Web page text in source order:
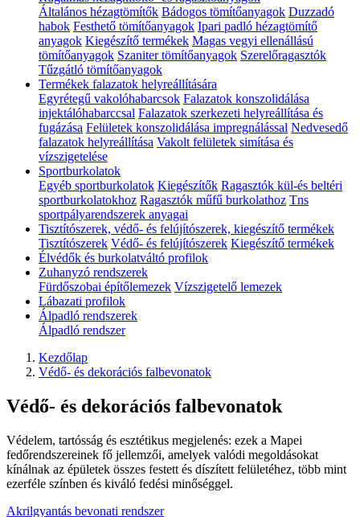
Általános hézagtömítők Bádogos tömítőanyagok Duzzadó
habok Festhető tömítőanyagok Ipari padló hézagtömítő
anyagok Kiegészítő termékek Magas vegyi ellenállású
tömítőanyagok Szaniter tömítőanyagok Szerelőragasztók
Tűzgátló tömítőanyagok
Termékek falazatok helyreállítására
Egyrétegű vakolóhabarcsok Falazatok konszolidálása
injektálóhabarccsal Falazatok szerkezeti helyreállítása és
fugázása Felületek konszolidálása impregnálással Nedvesedő
falazatok helyreállítása Vakolt felületek simítása és
vízszigetelése
Sportburkolatok
Egyéb sportburkolatok Kiegészítők Ragasztók kül-és beltéri
sportburkolatokhoz Ragasztók műfű burkolathoz Tns
sportpályarendszerek anyagai
Tisztítószerek, védő- és felújítószerek, kiegészítő termékek
Tisztítószerek Védő- és felújítószerek Kiegészítő termékek
Élvédők és burkolatváltó profilok
Zuhanyzó rendszerek
Fürdőszobai építőlemezek Vízszigetelő lemezek
Lábazati profilok
Álpadló rendszerek
Álpadló rendszer
Kezdőlap
Védő- és dekorációs falbevonatok
Védő- és dekorációs falbevonatok
Védelem, tartósság és esztétikus megjelenés: ezek a Mapei
fedőrendszereinek fő jellemzői, amelyek valódi megoldásokat
kínálnak az épületek összes festett és díszített felületéhez, több mint
ezerféle színben és kiváló fedési minőséggel.
Akrilgyantás bevonati rendszer